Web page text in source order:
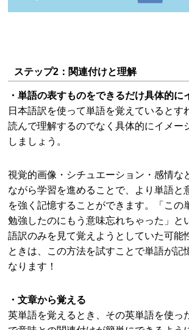
ステップ2：関連付けと理解
・単語の表すものをできるだけ具体的に
日本語訳を使って単語を覚えているとす
読んで理解するのでなく具体的にイメー
しましょう。
視覚的画像・シチュエーション・感情な
ながら学習を進めることで、より単語と
を強く記憶することができます。「この
勉強したのにもう意味忘れちゃった」と
語訳のみを見て覚えようとしていた可能
ときは、この方法を試すことで単語が記
なります！
・文章から覚える
英単語を覚えるとき、その英単語を使っ